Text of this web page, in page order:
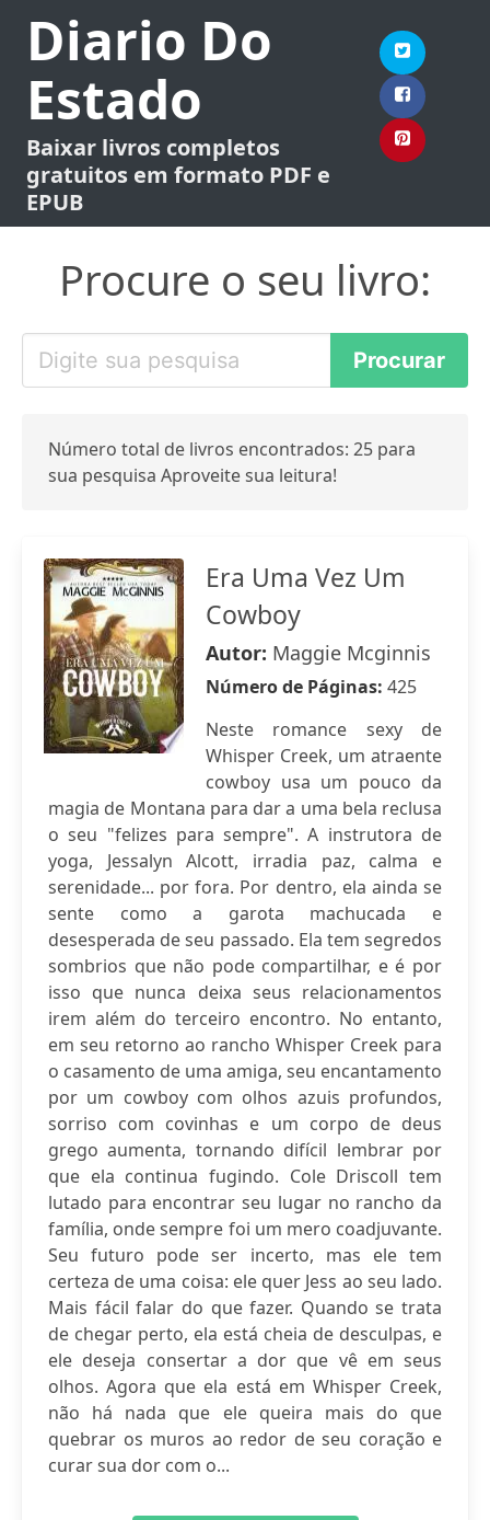
Diario Do
Estado
Baixar livros completos
gratuitos em formato PDF e
EPUB
Procure o seu livro:
Número total de livros encontrados: 25 para
sua pesquisa Aproveite sua leitura!
Era Uma Vez Um
Cowboy
Autor: Maggie Mcginnis
Número de Páginas: 425
Neste romance sexy de
Whisper Creek, um atraente
cowboy usa um pouco da
magia de Montana para dar a uma bela reclusa
o seu "felizes para sempre". A instrutora de
yoga, Jessalyn Alcott, irradia paz, calma e
serenidade... por fora. Por dentro, ela ainda se
sente como a garota machucada e
desesperada de seu passado. Ela tem segredos
sombrios que não pode compartilhar, e é por
isso que nunca deixa seus relacionamentos
irem além do terceiro encontro. No entanto,
em seu retorno ao rancho Whisper Creek para
o casamento de uma amiga, seu encantamento
por um cowboy com olhos azuis profundos,
sorriso com covinhas e um corpo de deus
grego aumenta, tornando difícil lembrar por
que ela continua fugindo. Cole Driscoll tem
lutado para encontrar seu lugar no rancho da
família, onde sempre foi um mero coadjuvante.
Seu futuro pode ser incerto, mas ele tem
certeza de uma coisa: ele quer Jess ao seu lado.
Mais fácil falar do que fazer. Quando se trata
de chegar perto, ela está cheia de desculpas, e
ele deseja consertar a dor que vê em seus
olhos. Agora que ela está em Whisper Creek,
não há nada que ele queira mais do que
quebrar os muros ao redor de seu coração e
curar sua dor com o...